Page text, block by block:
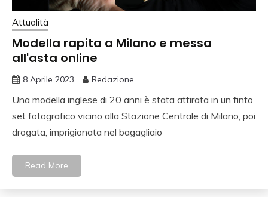
Attualità
Modella rapita a Milano e messa
all'asta online
8 Aprile 2023 Redazione
Una modella inglese di 20 anni è stata attirata in un finto
set fotografico vicino alla Stazione Centrale di Milano, poi
drogata, imprigionata nel bagagliaio
Read More